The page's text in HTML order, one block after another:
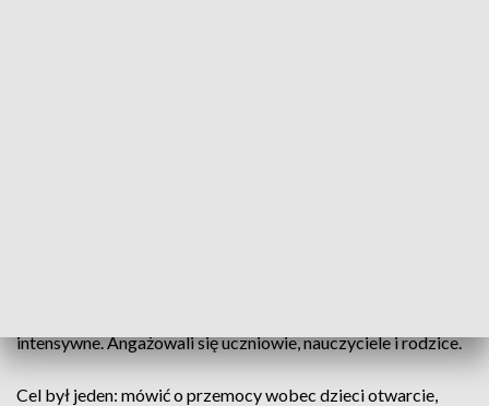
intensywne. Angażowali się uczniowie, nauczyciele i rodzice.
Cel był jeden: mówić o przemocy wobec dzieci otwarcie,